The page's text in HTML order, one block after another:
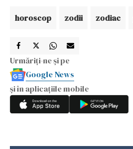
horoscop zodii zodiac
Urmăriți-ne și pe
Google News
și în aplicațiile mobile